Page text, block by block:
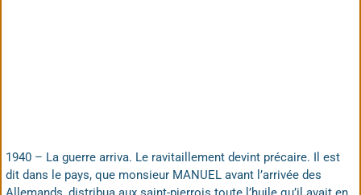
1940 – La guerre arriva. Le ravitaillement devint précaire. Il est
dit dans le pays, que monsieur MANUEL avant l’arrivée des